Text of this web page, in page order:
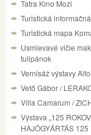
Tatra Kino Mozi
Turistická
Turistická mapa
Usmievavé vlčie
tulipánok
Vernisáž výstavy
Vető Gábor /
Villa Camarum /
Výstava „125
HAJÓGYÁRTÁS 125